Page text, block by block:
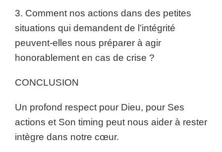
3. Comment nos actions dans des petites
situations qui demandent de l’intégrité
peuvent-elles nous préparer à agir
honorablement en cas de crise ?
CONCLUSION
Un profond respect pour Dieu, pour Ses
actions et Son timing peut nous aider à rester
intègre dans notre cœur.